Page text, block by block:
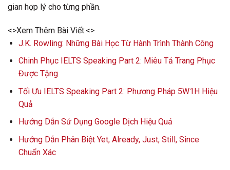
gian hợp lý cho từng phần.
<>Xem Thêm Bài Viết:<>
J.K. Rowling: Những Bài Học Từ Hành Trình Thành Công
Chinh Phục IELTS Speaking Part 2: Miêu Tả Trang Phục
Được Tặng
Tối Ưu IELTS Speaking Part 2: Phương Pháp 5W1H Hiệu
Quả
Hướng Dẫn Sử Dụng Google Dịch Hiệu Quả
Hướng Dẫn Phân Biệt Yet, Already, Just, Still, Since
Chuẩn Xác